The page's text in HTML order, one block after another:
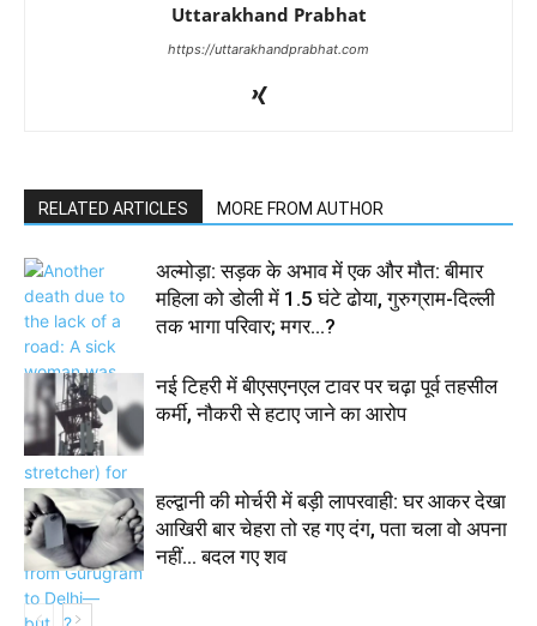
Uttarakhand Prabhat
https://uttarakhandprabhat.com
RELATED ARTICLES MORE FROM AUTHOR
अल्मोड़ा: सड़क के अभाव में एक और मौत: बीमार
महिला को डोली में 1.5 घंटे ढोया, गुरुग्राम-दिल्ली
तक भागा परिवार; मगर…?
नई टिहरी में बीएसएनएल टावर पर चढ़ा पूर्व तहसील
कर्मी, नौकरी से हटाए जाने का आरोप
हल्द्वानी की मोर्चरी में बड़ी लापरवाही: घर आकर देखा
आखिरी बार चेहरा तो रह गए दंग, पता चला वो अपना
नहीं… बदल गए शव